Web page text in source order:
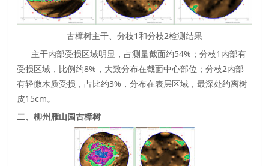
古樟树主干、分枝1和分枝2检测结果
主干内部受损区域明显，占测量截面约54%；分枝1内部有
受损区域，比例约8%，大致分布在截面中心部位；分枝2内部
有轻微木质受损，占比约3%，分布在表层区域，最深处约离树
皮15cm。
二、柳州雁山园古樟树